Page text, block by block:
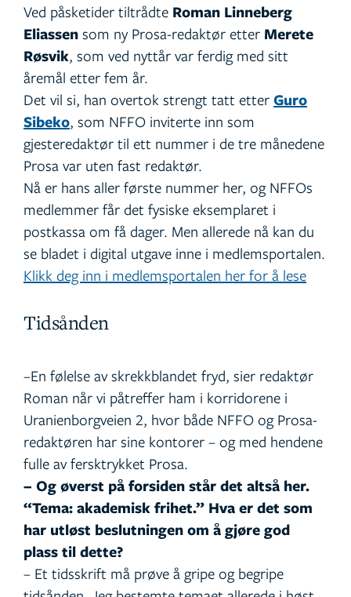
Ved påsketider tiltrådte Roman Linneberg
Eliassen som ny Prosa-redaktør etter Merete
Røsvik, som ved nyttår var ferdig med sitt
åremål etter fem år.
Det vil si, han overtok strengt tatt etter Guro
Sibeko, som NFFO inviterte inn som
gjesteredaktør til ett nummer i de tre månedene
Prosa var uten fast redaktør.
Nå er hans aller første nummer her, og NFFOs
medlemmer får det fysiske eksemplaret i
postkassa om få dager. Men allerede nå kan du
se bladet i digital utgave inne i medlemsportalen.
Klikk deg inn i medlemsportalen her for å lese
Tidsånden
–En følelse av skrekkblandet fryd, sier redaktør
Roman når vi påtreffer ham i korridorene i
Uranienborgveien 2, hvor både NFFO og Prosa-
redaktøren har sine kontorer – og med hendene
fulle av fersktrykket Prosa.
– Og øverst på forsiden står det altså her.
“Tema: akademisk frihet.” Hva er det som
har utløst beslutningen om å gjøre god
plass til dette?
– Et tidsskrift må prøve å gripe og begripe